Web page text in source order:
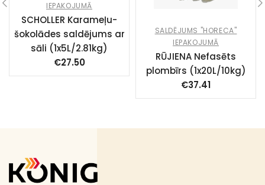
IEPAKOJUMĀ
SCHOLLER Karameļu-
šokolādes saldējums ar
sāli (1x5L/2.81kg)
€27.50
SALDĒJUMS "HORECA"
IEPAKOJUMĀ
RŪJIENA Nefasēts
plombīrs (1x20L/10kg)
€37.41